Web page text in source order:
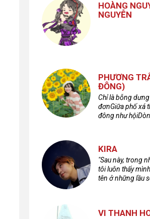
HOÀNG
NGUYỄN
PHƯƠNG
ĐÔNG)
Chỉ là bỗng
đơnGiữa phố xá
đông như
KIRA
"Sau này, trong
tôi luôn thấy
tên ở những lầu
VI THANH